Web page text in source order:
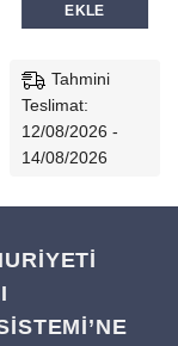
EKLE
Tahmini
Teslimat:
12/08/2026 -
14/08/2026